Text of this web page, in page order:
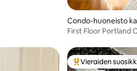
Condo-huoneisto
ssa Portland
First Floor Portland
Vieraiden
Vieraiden